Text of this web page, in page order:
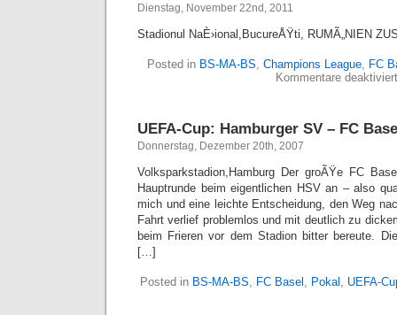
Dienstag, November 22nd, 2011
Stadionul NaÈ›ional,BucureÅŸti, RUMÃ„NIEN
Posted in BS-MA-BS, Champions League, FC
Kommentare deaktiviert
UEFA-Cup: Hamburger SV – FC
Donnerstag, Dezember 20th, 2007
Volksparkstadion,Hamburg Der groÃŸe FC
Hauptrunde beim eigentlichen HSV an – also
mich und eine leichte Entscheidung, den Weg
Fahrt verlief problemlos und mit deutlich zu
beim Frieren vor dem Stadion bitter bereute.
[…]
Posted in BS-MA-BS, FC Basel , Pokal , UEFA-